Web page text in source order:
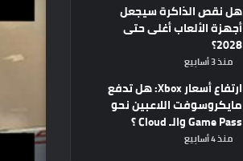
هل نقص الذاكرة سيجعل
أجهزة الألعاب أغلى حتى
2028؟
منذ 3 أسابيع
ارتفاع أسعار Xbox: هل تدفع
مايكروسوفت اللاعبين نحو
Game Pass والـ Cloud ؟
منذ 4 أسابيع